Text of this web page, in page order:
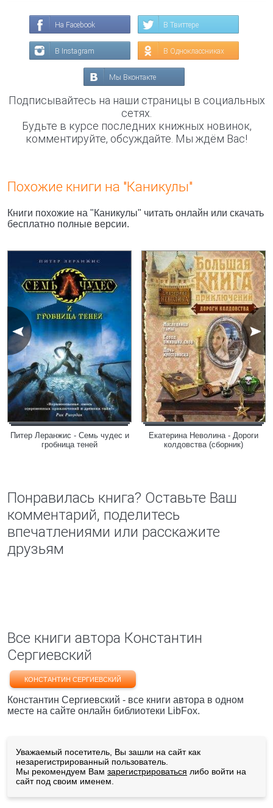
На Facebook В Твиттере
В Instagram В Одноклассниках
Мы Вконтакте
Подписывайтесь на наши страницы в социальных
сетях.
Будьте в курсе последних книжных новинок,
комментируйте, обсуждайте. Мы ждём Вас!
Похожие книги на "Каникулы"
Книги похожие на "Каникулы" читать онлайн или скачать
бесплатно полные версии.
Питер Леранжис - Семь чудес и
гробница теней
Екатерина Неволина - Дороги
колдовства (сборник)
Понравилась книга? Оставьте Ваш
комментарий, поделитесь
впечатлениями или расскажите
друзьям
Все книги автора Константин
Сергиевский
КОНСТАНТИН СЕРГИЕВСКИЙ
Константин Сергиевский - все книги автора в одном
месте на сайте онлайн библиотеки LibFox.
Уважаемый посетитель, Вы зашли на сайт как
незарегистрированный пользователь.
Мы рекомендуем Вам зарегистрироваться либо войти на
сайт под своим именем.